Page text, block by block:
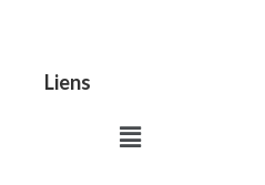
Liens
Menu